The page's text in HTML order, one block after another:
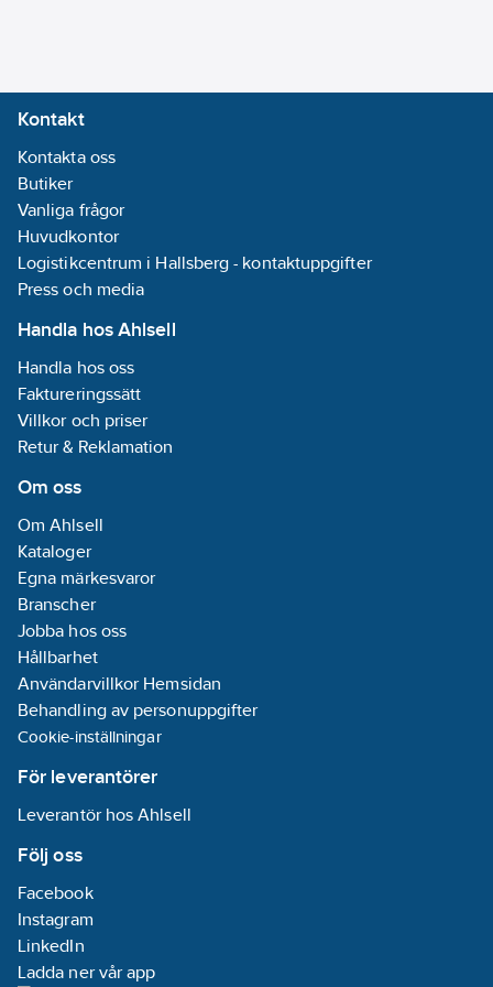
Kontakt
Kontakta oss
Butiker
Vanliga frågor
Huvudkontor
Logistikcentrum i Hallsberg - kontaktuppgifter
Press och media
Handla hos Ahlsell
Handla hos oss
Faktureringssätt
Villkor och priser
Retur & Reklamation
Om oss
Om Ahlsell
Kataloger
Egna märkesvaror
Branscher
Jobba hos oss
Hållbarhet
Användarvillkor Hemsidan
Behandling av personuppgifter
Cookie-inställningar
För leverantörer
Leverantör hos Ahlsell
Följ oss
Facebook
Instagram
LinkedIn
Ladda ner vår app